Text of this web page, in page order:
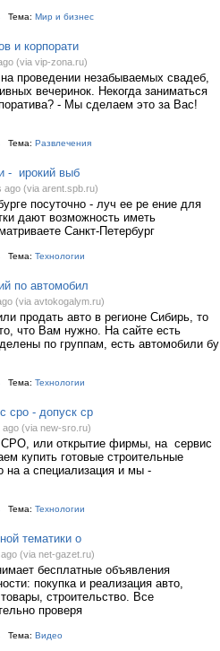
Тема: Мир и бизнес
и корпорати
(via vip-zona.ru)
проведении незабываемых свадеб,
вечеринок. Некогда заниматься
- Мы сделаем это за Вас!
Тема: Развлечения
- ирокий выб
ago (via arent.spb.ru)
посуточно - луч ее ре ение для
дают возможность иметь
Санкт-Петербург
Тема: Технологии
по автомобил
(via avtokogalym.ru)
продать авто в регионе Сибирь, то
что Вам нужно. На сайте есть
по группам, есть автомобили бу
Тема: Технологии
сро - допуск ср
ago (via new-sro.ru)
или открытие фирмы, на сервис
купить готовые строительные
а специализация и мы -
Тема: Технологии
тематики о
(via net-gazet.ru)
бесплатные объявления
покупка и реализация авто,
строительство. Все
проверя
Тема: Видео